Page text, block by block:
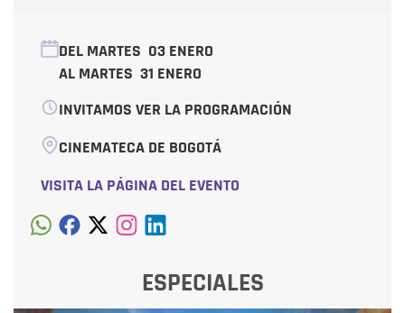
DEL MARTES 03 ENERO
AL MARTES 31 ENERO
INVITAMOS VER LA PROGRAMACIÓN
CINEMATECA DE BOGOTÁ
VISITA LA PÁGINA DEL EVENTO
ESPECIALES